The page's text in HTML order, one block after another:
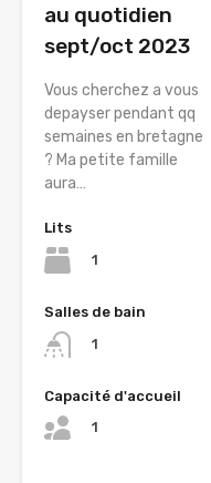
au quotidien
sept/oct 2023
Vous cherchez a vous
depayser pendant qq
semaines en bretagne
? Ma petite famille
aura…
Lits
1
Salles de bain
1
Capacité d'accueil
1